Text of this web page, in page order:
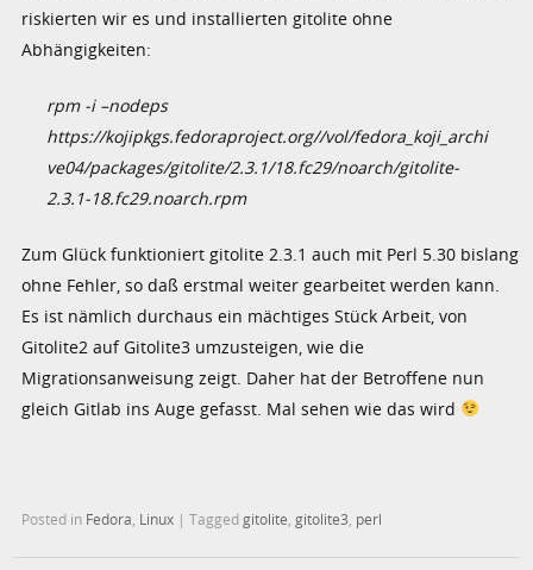
riskierten wir es und installierten gitolite ohne
Abhängigkeiten:
rpm -i –nodeps
https://kojipkgs.fedoraproject.org//vol/fedora_koji_archi
ve04/packages/gitolite/2.3.1/18.fc29/noarch/gitolite-
2.3.1-18.fc29.noarch.rpm
Zum Glück funktioniert gitolite 2.3.1 auch mit Perl 5.30 bislang
ohne Fehler, so daß erstmal weiter gearbeitet werden kann.
Es ist nämlich durchaus ein mächtiges Stück Arbeit, von
Gitolite2 auf Gitolite3 umzusteigen, wie die
Migrationsanweisung zeigt. Daher hat der Betroffene nun
gleich Gitlab ins Auge gefasst. Mal sehen wie das wird
Posted in Fedora Linux |Taggedgitolite ,gitolite3 perl